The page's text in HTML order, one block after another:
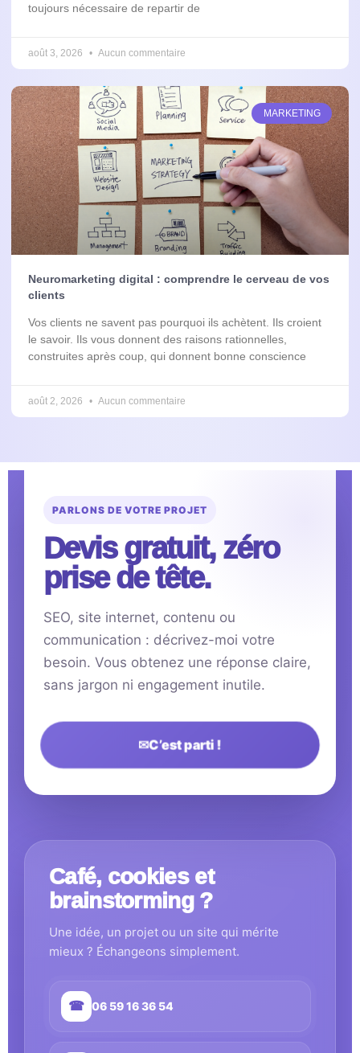
toujours nécessaire de repartir de
août 3, 2026 Aucun commentaire
MARKETING
Neuromarketing digital : comprendre le cerveau de vos
clients
Vos clients ne savent pas pourquoi ils achètent. Ils croient
le savoir. Ils vous donnent des raisons rationnelles,
construites après coup, qui donnent bonne conscience
août 2, 2026 Aucun commentaire
PARLONS DE VOTRE PROJET
Devis gratuit, zéro
prise de tête.
SEO, site internet, contenu ou
communication : décrivez-moi votre
besoin. Vous obtenez une réponse claire,
sans jargon ni engagement inutile.
✉C’est parti !
Café, cookies et
brainstorming ?
Une idée, un projet ou un site qui mérite
mieux ? Échangeons simplement.
☎ 06 59 16 36 54